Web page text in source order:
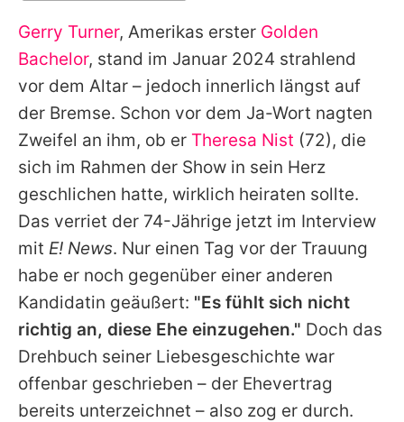
Alle Themen auf Promiflash
Jobs
App runterladen
Team
Redaktionelle Richtlinien
Impressum
Datenschutzerklärung
Nutzungsbedingungen
Utiq verwalten
Gerry Turner, Amerikas erster Golden
Bachelor, stand im Januar 2024 strahlend
vor dem Altar – jedoch innerlich längst auf
der Bremse. Schon vor dem Ja-Wort nagten
Zweifel an ihm, ob er Theresa Nist (72), die
sich im Rahmen der Show in sein Herz
geschlichen hatte, wirklich heiraten sollte.
Das verriet der 74-Jährige jetzt im Interview
mit E! News. Nur einen Tag vor der Trauung
habe er noch gegenüber einer anderen
Kandidatin geäußert: "Es fühlt sich nicht
richtig an, diese Ehe einzugehen." Doch das
Drehbuch seiner Liebesgeschichte war
offenbar geschrieben – der Ehevertrag
bereits unterzeichnet – also zog er durch.